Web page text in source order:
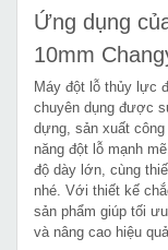
Ứng dụng
10mm
Máy đột lỗ thủy lực
chuyên dụng được
dựng, sản xuất
năng đột lỗ mạnh
độ dày lớn, cùng
nhé. Với thiết kế
sản phẩm giúp tối
và nâng cao hiệu